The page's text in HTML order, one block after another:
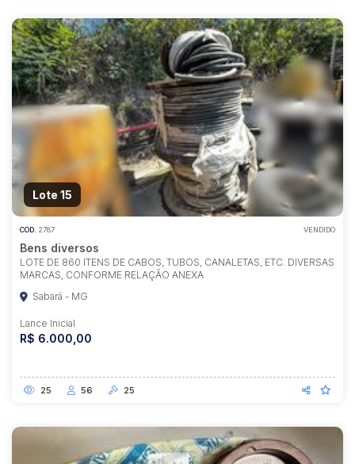
Lote 15
COD. 2787 VENDIDO
Bens diversos
LOTE DE 860 ITENS DE CABOS, TUBOS, CANALETAS, ETC. DIVERSAS
MARCAS, CONFORME RELAÇÃO ANEXA
Sabará - MG
Lance Inicial
R$ 6.000,00
25 56 25